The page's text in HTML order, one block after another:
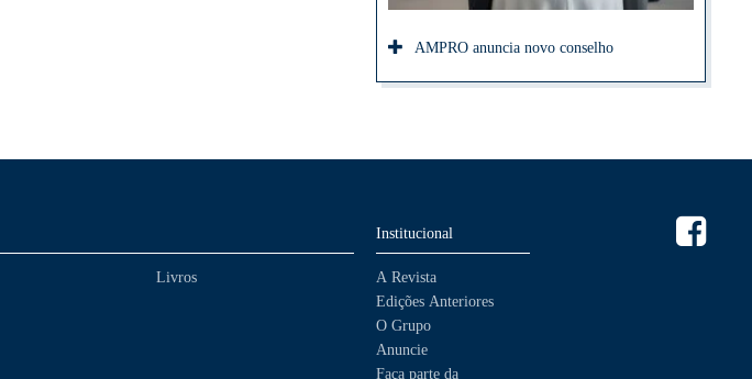
AMPRO anuncia novo conselho
Livros
Institucional
A Revista
Edições Anteriores
O Grupo
Anuncie
Faça parte da